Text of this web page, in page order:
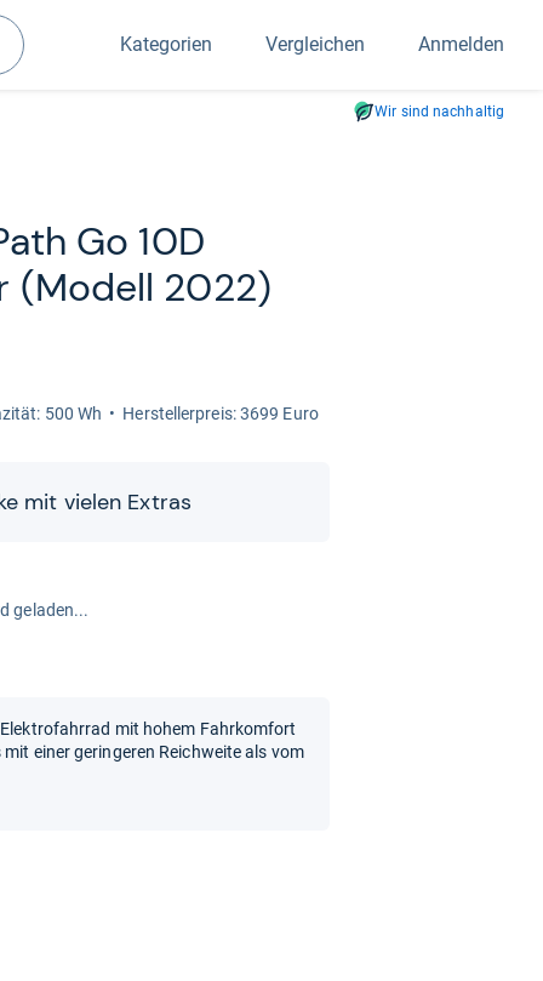
Suchen
Kategorien Vergleichen Anmelden
Wir sind nachhaltig
Go 10D
(Modell 2022)
500 Wh Her­stel­ler­preis: 3699 Euro
mit vie­len Extras
geladen...
mit hohem Fahrkomfort
einer geringeren Reichweite als vom